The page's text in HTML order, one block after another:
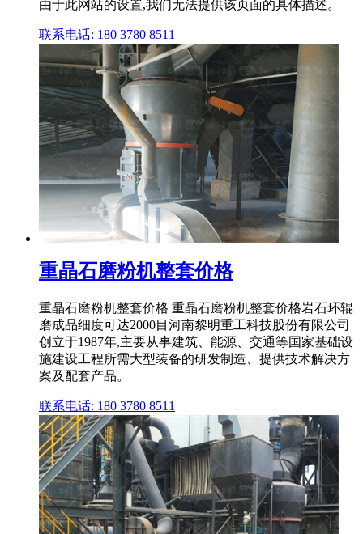
由于此网站的设置,我们无法提供该页面的具体描述。
联系电话: 180 3780 8511
重晶石磨粉机整套价格
重晶石磨粉机整套价格 重晶石磨粉机整套价格岩石环辊
磨成品细度可达2000目河南黎明重工科技股份有限公司
创立于1987年,主要从事建筑、能源、交通等国家基础设
施建设工程所需大型装备的研发制造、提供技术解决方
案及配套产品。
联系电话: 180 3780 8511